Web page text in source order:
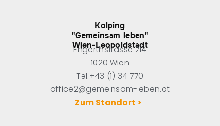
Kolping
"Gemeinsam leben"
Wien-Leopoldstadt
Engerthstrasse 214
1020 Wien
Tel.+43 (1) 34 770
office2@gemeinsam-leben.at
Zum Standort >